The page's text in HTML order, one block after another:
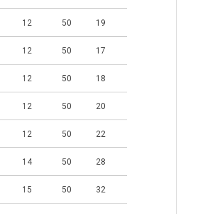
12 50 19
12 50 17
12 50 18
12 50 20
12 50 22
14 50 28
15 50 32